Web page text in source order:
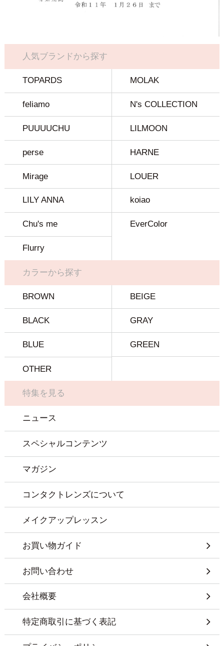
人気ブランドから探す
TOPARDS MOLAK
feliamo N's COLLECTION
PUUUUCHU LILMOON
perse HARNE
Mirage LOUER
LILY ANNA koiao
Chu's me EverColor
Flurry
カラーから探す
BROWN BEIGE
BLACK GRAY
BLUE GREEN
OTHER
特集を見る
ニュース
スペシャルコンテンツ
マガジン
コンタクトレンズについて
メイクアップレッスン
お買い物ガイド
お問い合わせ
会社概要
特定商取引に基づく表記